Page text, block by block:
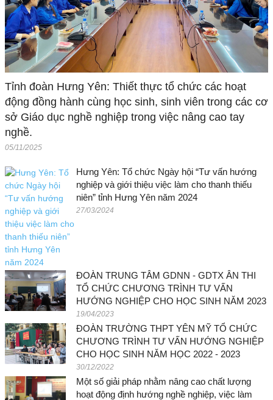
Tỉnh đoàn Hưng Yên: Thiết thực tổ chức các hoạt
động đồng hành cùng học sinh, sinh viên trong các cơ
sở Giáo dục nghề nghiệp trong việc nâng cao tay
nghề.
05/11/2025
Hưng Yên: Tổ chức Ngày hội “Tư vấn hướng
nghiệp và giới thiệu việc làm cho thanh thiếu
niên” tỉnh Hưng Yên năm 2024
27/03/2024
ĐOÀN TRUNG TÂM GDNN - GDTX ÂN THI
TỔ CHỨC CHƯƠNG TRÌNH TƯ VẤN
HƯỚNG NGHIỆP CHO HỌC SINH NĂM 2023
19/04/2023
ĐOÀN TRƯỜNG THPT YÊN MỸ TỔ CHỨC
CHƯƠNG TRÌNH TƯ VẤN HƯỚNG NGHIỆP
CHO HỌC SINH NĂM HỌC 2022 - 2023
30/12/2022
Một số giải pháp nhằm nâng cao chất lượng
hoạt động định hướng nghề nghiệp, việc làm